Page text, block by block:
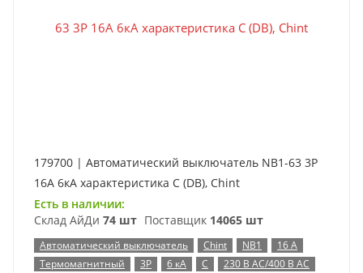
179700 | Автоматический выключатель NB1-63 3P
16А 6кА характеристика C (DB), Chint
Есть в наличии:
Склад АйДи 74 шт Поставщик 14065 шт
Автоматический выключатель Chint NB1
16 А
Термомагнитный
3P 6 кА C 230 В AC/400 В AC